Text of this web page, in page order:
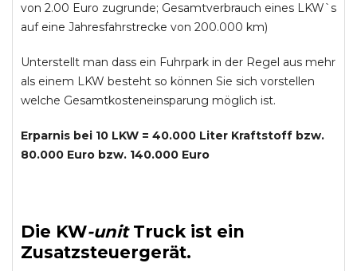
von 2.00 Euro zugrunde; Gesamtverbrauch eines LKW`s
auf eine Jahresfahrstrecke von 200.000 km)
Unterstellt man dass ein Fuhrpark in der Regel aus mehr
als einem LKW besteht so können Sie sich vorstellen
welche Gesamtkosteneinsparung möglich ist.
Erparnis bei 10 LKW = 40.000 Liter Kraftstoff bzw.
80.000 Euro bzw. 140.000 Euro
Die KW-unit Truckist ein
Zusatzsteuergerät.